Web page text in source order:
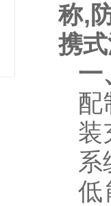
称,
携
配
装
系
低